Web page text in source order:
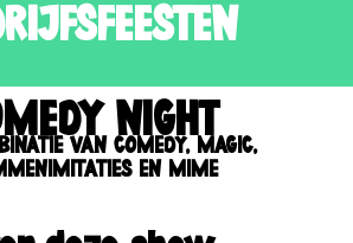
NIGHT
VAN COMEDY, MAGIC,
EN MIME